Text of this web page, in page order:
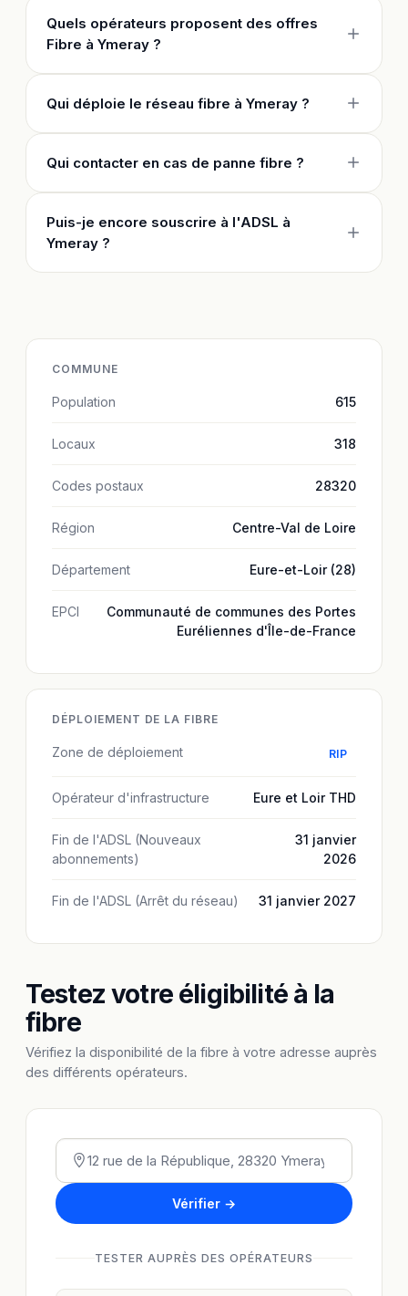
Quels opérateurs proposent des offres
Fibre à Ymeray ?
Qui déploie le réseau fibre à Ymeray ?
Qui contacter en cas de panne fibre ?
Puis-je encore souscrire à l'ADSL à
Ymeray ?
COMMUNE
Population 615
Locaux 318
Codes postaux 28320
Région Centre-Val de Loire
Département Eure-et-Loir (28)
EPCI
Communauté de communes des Portes
Euréliennes d'Île-de-France
DÉPLOIEMENT DE LA FIBRE
Zone de déploiement RIP
Opérateur d'infrastructure Eure et Loir THD
Fin de l'ADSL (Nouveaux
abonnements)
31 janvier
2026
Fin de l'ADSL (Arrêt du réseau) 31 janvier 2027
Testez votre éligibilité à la
fibre
Vérifiez la disponibilité de la fibre à votre adresse auprès
des différents opérateurs.
Vérifier →
TESTER AUPRÈS DES OPÉRATEURS